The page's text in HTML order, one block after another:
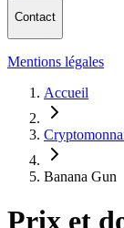
Contact
Mentions légales
Accueil
Banana Gun
Prix et